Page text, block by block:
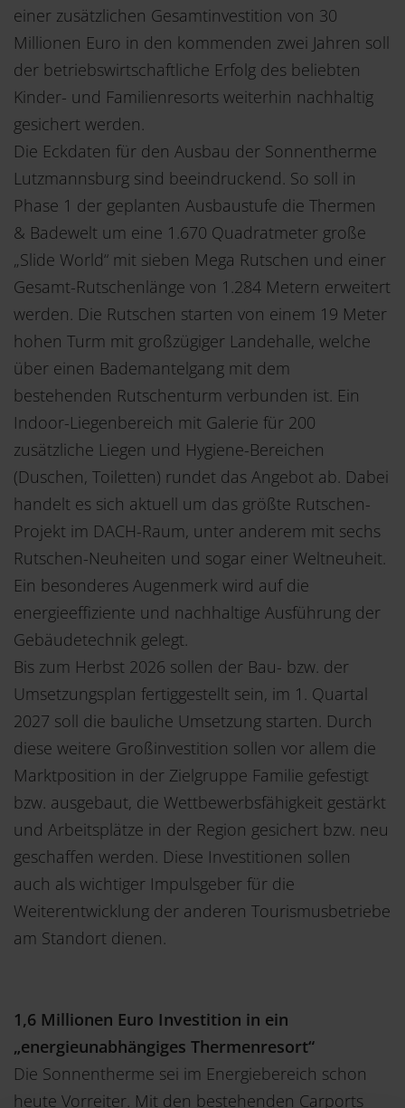
einer zusätzlichen Gesamtinvestition von 30
Millionen Euro in den kommenden zwei Jahren soll
der betriebswirtschaftliche Erfolg des beliebten
Kinder- und Familienresorts weiterhin nachhaltig
gesichert werden.
Die Eckdaten für den Ausbau der Sonnentherme
Lutzmannsburg sind beeindruckend. So soll in
Phase 1 der geplanten Ausbaustufe die Thermen
& Badewelt um eine 1.670 Quadratmeter große
„Slide World“ mit sieben Mega Rutschen und einer
Gesamt-Rutschenlänge von 1.284 Metern erweitert
werden. Die Rutschen starten von einem 19 Meter
hohen Turm mit großzügiger Landehalle, welche
über einen Bademantelgang mit dem
bestehenden Rutschenturm verbunden ist. Ein
Indoor-Liegenbereich mit Galerie für 200
zusätzliche Liegen und Hygiene-Bereichen
(Duschen, Toiletten) rundet das Angebot ab. Dabei
handelt es sich aktuell um das größte Rutschen-
Projekt im DACH-Raum, unter anderem mit sechs
Rutschen-Neuheiten und sogar einer Weltneuheit.
Ein besonderes Augenmerk wird auf die
energieeffiziente und nachhaltige Ausführung der
Gebäudetechnik gelegt.
Bis zum Herbst 2026 sollen der Bau- bzw. der
Umsetzungsplan fertiggestellt sein, im 1. Quartal
2027 soll die bauliche Umsetzung starten. Durch
diese weitere Großinvestition sollen vor allem die
Marktposition in der Zielgruppe Familie gefestigt
bzw. ausgebaut, die Wettbewerbsfähigkeit gestärkt
und Arbeitsplätze in der Region gesichert bzw. neu
geschaffen werden. Diese Investitionen sollen
auch als wichtiger Impulsgeber für die
Weiterentwicklung der anderen Tourismusbetriebe
am Standort dienen.
1,6 Millionen Euro Investition in ein
„energieunabhängiges Thermenresort“
Die Sonnentherme sei im Energiebereich schon
heute Vorreiter. Mit den bestehenden Carports